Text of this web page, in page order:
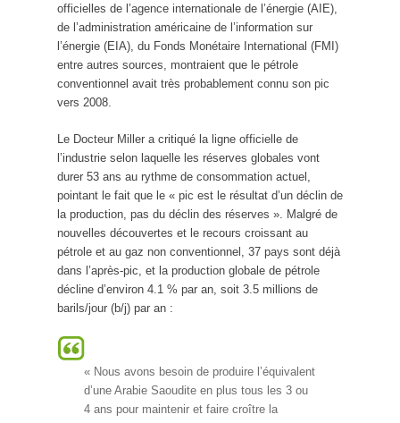
officielles de l’agence internationale de l’énergie (AIE),
de l’administration américaine de l’information sur
l’énergie (EIA), du Fonds Monétaire International (FMI)
entre autres sources, montraient que le pétrole
conventionnel avait très probablement connu son pic
vers 2008.
Le Docteur Miller a critiqué la ligne officielle de
l’industrie selon laquelle les réserves globales vont
durer 53 ans au rythme de consommation actuel,
pointant le fait que le « pic est le résultat d’un déclin de
la production, pas du déclin des réserves ». Malgré de
nouvelles découvertes et le recours croissant au
pétrole et au gaz non conventionnel, 37 pays sont déjà
dans l’après-pic, et la production globale de pétrole
décline d’environ 4.1 % par an, soit 3.5 millions de
barils/jour (b/j) par an :
« Nous avons besoin de produire l’équivalent
d’une Arabie Saoudite en plus tous les 3 ou
4 ans pour maintenir et faire croître la